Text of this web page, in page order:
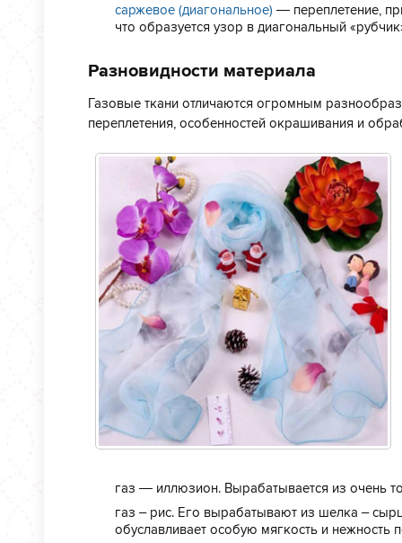
саржевое (диагональное) — переплетение,
что образуется узор в диагональный
Разновидности материала
Газовые ткани отличаются огромным
переплетения, особенностей окрашивания и
газ — иллюзион. Вырабатывается из очень
газ – рис. Его вырабатывают из шелка –
обуславливает особую мягкость и нежность